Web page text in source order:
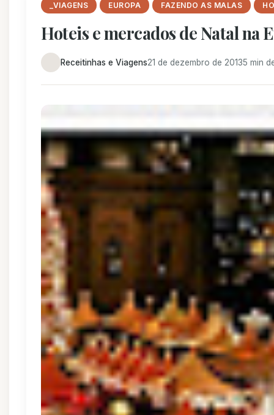
_VIAGENS EUROPA FAZENDO AS MALAS
Hoteis e mercados de Natal na
Receitinhas e Viagens21 de dezembro de 20135 min